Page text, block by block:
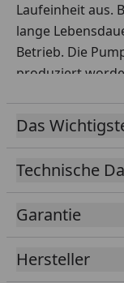
Laufeinheit aus.
lange
Betrieb. Die
produziert
Filterung und
thermischen
im Lieferumfang
Das
Technische
Garantie
Hersteller